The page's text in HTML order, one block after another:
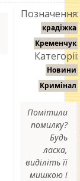
Позначення:
крадіжка
Кременчук
Категорії:
Новини
Кримінал
Помітили
помилку?
Будь
ласка,
виділіть її
мишкою і